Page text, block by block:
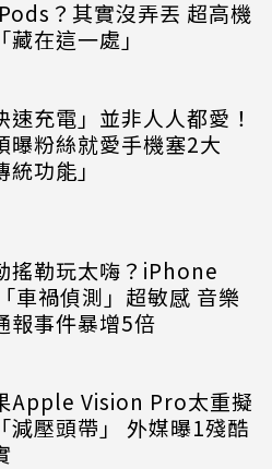
？其實沒弄丟 超高機
藏在這一處」
速充電」並非人人都愛！
曝粉絲就愛手機塞2大
統功能」
搖勒玩太嗨？iPhone
車禍偵測」超敏感 音樂
報事件暴增5倍
Apple Vision Pro太重擬
減壓頭帶」 外媒曝1殘酷